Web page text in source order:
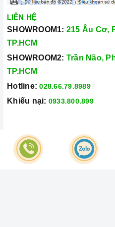
LIÊN HỆ
SHOWROOM1: 215 Âu Cơ,
TP.HCM
SHOWROOM2: Trần Não,
TP.HCM
Hotline: 028.66.79.8989
Khiếu nại: 0933.800.899
© Bản quyền thuộc vềCông
Cung cấp